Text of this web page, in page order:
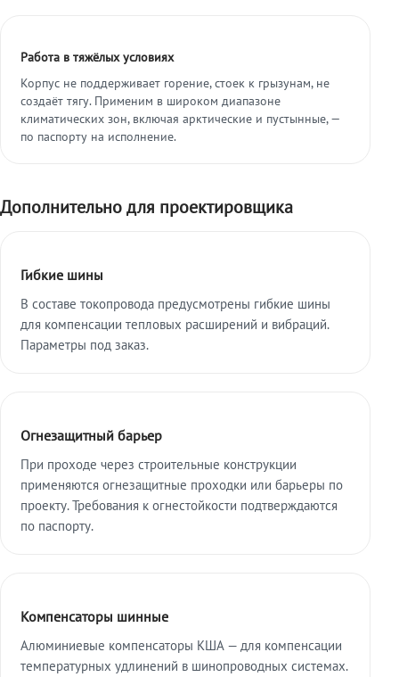
Работа в тяжёлых условиях
Корпус не поддерживает горение, стоек к грызунам, не
создаёт тягу. Применим в широком диапазоне
климатических зон, включая арктические и пустынные, —
по паспорту на исполнение.
Дополнительно для проектировщика
Гибкие шины
В составе токопровода предусмотрены гибкие шины
для компенсации тепловых расширений и вибраций.
Параметры под заказ.
Огнезащитный барьер
При проходе через строительные конструкции
применяются огнезащитные проходки или барьеры по
проекту. Требования к огнестойкости подтверждаются
по паспорту.
Компенсаторы шинные
Алюминиевые компенсаторы КША — для компенсации
температурных удлинений в шинопроводных системах.